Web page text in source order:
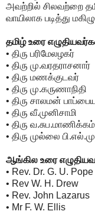
அவற்றில் சிலவற்றை
வாயிலாக படித்து
தமிழ் உரை
• திரு பரிமேலழகர்
• திரு மு.வரதராசனார்
• திரு மணக்குடவர்
• திரு மு.கருணாநிதி
• திரு சாலமன்
• திரு வீ.முனிசாமி
• திரு வ.சுப.மாணிக்கம்
• திரு முல்லை
ஆங்கில உரை
• Rev. Dr. G. U. Pope
• Rev W. H. Drew
• Rev. John Lazarus
• Mr F. W. Ellis